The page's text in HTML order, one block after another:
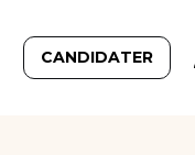
CANDIDATER